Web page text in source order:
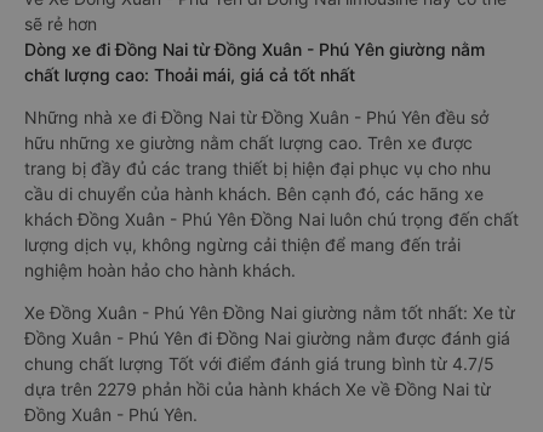
sẽ rẻ hơn
Dòng xe đi Đồng Nai từ Đồng Xuân - Phú Yên giường nằm
chất lượng cao: Thoải mái, giá cả tốt nhất
Những nhà xe đi Đồng Nai từ Đồng Xuân - Phú Yên đều sở
hữu những xe giường nằm chất lượng cao. Trên xe được
trang bị đầy đủ các trang thiết bị hiện đại phục vụ cho nhu
cầu di chuyển của hành khách. Bên cạnh đó, các hãng xe
khách Đồng Xuân - Phú Yên Đồng Nai luôn chú trọng đến chất
lượng dịch vụ, không ngừng cải thiện để mang đến trải
nghiệm hoàn hảo cho hành khách.
Xe Đồng Xuân - Phú Yên Đồng Nai giường nằm tốt nhất: Xe từ
Đồng Xuân - Phú Yên đi Đồng Nai giường nằm được đánh giá
chung chất lượng Tốt với điểm đánh giá trung bình từ 4.7/5
dựa trên 2279 phản hồi của hành khách Xe về Đồng Nai từ
Đồng Xuân - Phú Yên.